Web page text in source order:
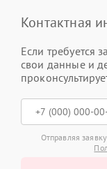
Контактная
Если требуется
свои данные и
Отправляя